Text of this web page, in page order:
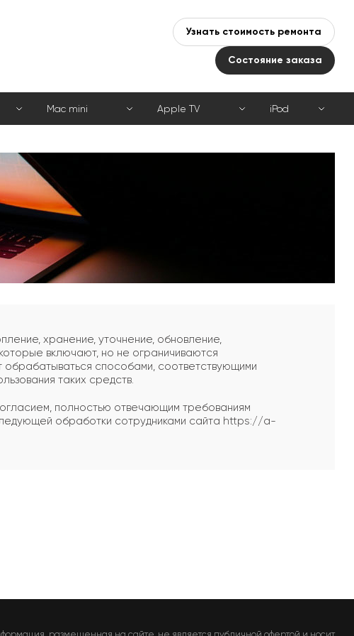
Узнать стоимость ремонта
Состояние заказа
Mac mini Apple TV iPod
хранение, уточнение, обновление,
включают, но не ограничиваются
способами, соответствующими
таких средств.
полностью отвечающим требованиям
обработки сотрудниками сайта https://a-